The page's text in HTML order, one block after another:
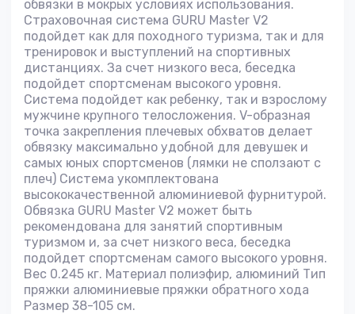
обвязки в мокрых условиях использования.
Страховочная система GURU Master V2
подойдет как для походного туризма, так и для
тренировок и выступлений на спортивных
дистанциях. За счет низкого веса, беседка
подойдет спортсменам высокого уровня.
Система подойдет как ребенку, так и взрослому
мужчине крупного телосложения. V-образная
точка закрепления плечевых обхватов делает
обвязку максимально удобной для девушек и
самых юных спортсменов (лямки не сползают с
плеч) Система укомплектована
высококачественной алюминиевой фурнитурой.
Обвязка GURU Master V2 может быть
рекомендована для занятий спортивным
туризмом и, за счет низкого веса, беседка
подойдет спортсменам самого высокого уровня.
Вес 0.245 кг. Материал полиэфир, алюминий Тип
пряжки алюминиевые пряжки обратного хода
Размер 38-105 см.